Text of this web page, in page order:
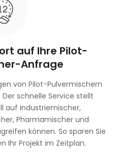
auf Ihre Pilot-
Anfrage
von Pilot-Pulvermischern
schnelle Service stellt
auf Industriemischer,
Pharmamischer und
können. So sparen Sie
Ihr Projekt im Zeitplan.